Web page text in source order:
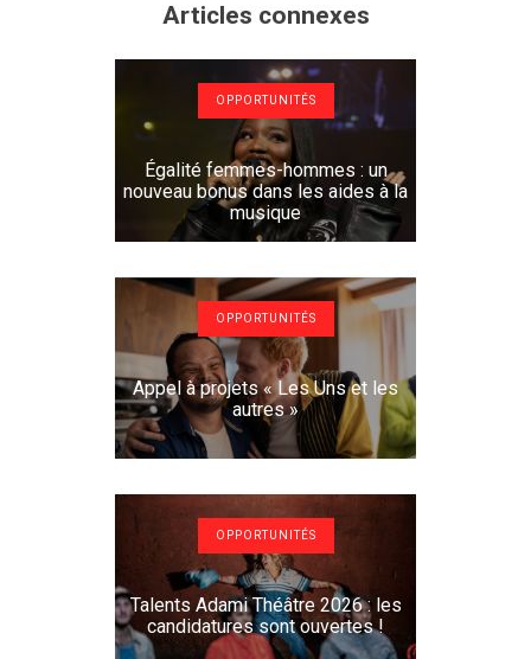
Articles connexes
OPPORTUNITÉS
Égalité femmes-hommes : un
nouveau bonus dans les aides à la
musique
OPPORTUNITÉS
Appel à projets « Les Uns et les
autres »
OPPORTUNITÉS
Talents Adami Théâtre 2026 : les
candidatures sont ouvertes !